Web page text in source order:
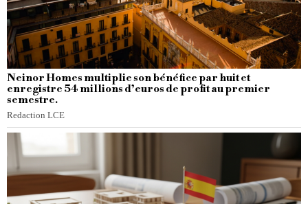
Neinor Homes multiplie son bénéfice par huit et
enregistre 54 millions d’euros de profit au premier
semestre.
Redaction LCE